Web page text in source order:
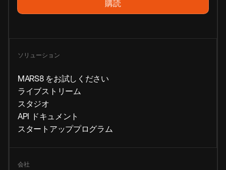
ソリューション
MARS8 をお試しください
ライブストリーム
スタジオ
API ドキュメント
スタートアッププログラム
会社